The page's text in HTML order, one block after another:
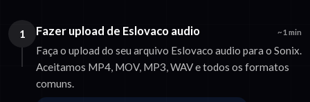
1 Fazer upload de Eslovaco audio ~1 min
Faça o upload do seu arquivo Eslovaco audio para o Sonix.
Aceitamos MP4, MOV, MP3, WAV e todos os formatos
comuns.